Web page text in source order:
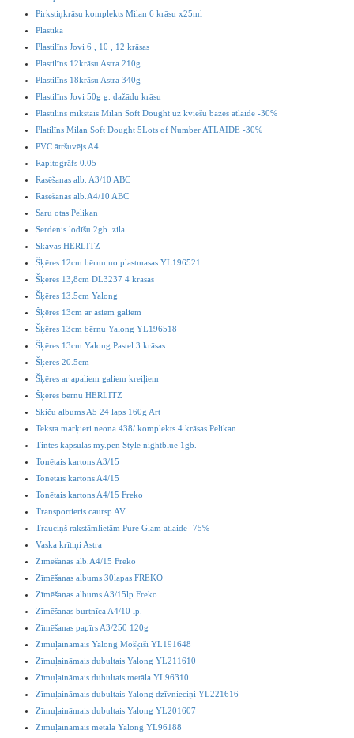
Pirkstiņkrāsu komplekts Milan 6 krāsu x25ml
Plastika
Plastilīns Jovi 6 , 10 , 12 krāsas
Plastilīns 12krāsu Astra 210g
Plastilīns 18krāsu Astra 340g
Plastilīns Jovi 50g g. dažādu krāsu
Plastilīns mīkstais Milan Soft Dought uz kviešu bāzes atlaide -30%
Platilīns Milan Soft Dought 5Lots of Number ATLAIDE -30%
PVC ātršuvējs A4
Rapitogrāfs 0.05
Rasēšanas alb. A3/10 ABC
Rasēšanas alb.A4/10 ABC
Saru otas Pelikan
Serdenis lodīšu 2gb. zila
Skavas HERLITZ
Šķēres 12cm bērnu no plastmasas YL196521
Šķēres 13,8cm DL3237 4 krāsas
Šķēres 13.5cm Yalong
Šķēres 13cm ar asiem galiem
Šķēres 13cm bērnu Yalong YL196518
Šķēres 13cm Yalong Pastel 3 krāsas
Šķēres 20.5cm
Šķēres ar apaļiem galiem kreiļiem
Šķēres bērnu HERLITZ
Skiču albums A5 24 laps 160g Art
Teksta marķieri neona 438/ komplekts 4 krāsas Pelikan
Tintes kapsulas my.pen Style nightblue 1gb.
Tonētais kartons A3/15
Tonētais kartons A4/15
Tonētais kartons A4/15 Freko
Transportieris caursp AV
Trauciņš rakstāmlietām Pure Glam atlaide -75%
Vaska krītiņi Astra
Zīmēšanas alb.A4/15 Freko
Zīmēšanas albums 30lapas FREKO
Zīmēšanas albums A3/15lp Freko
Zīmēšanas burtnīca A4/10 lp.
Zīmēšanas papīrs A3/250 120g
Zīmuļaināmais Yalong Mošķīši YL191648
Zīmuļaināmais dubultais Yalong YL211610
Zīmuļaināmais dubultais metāla YL96310
Zīmuļaināmais dubultais Yalong dzīvnieciņi YL221616
Zīmuļaināmais dubultais Yalong YL201607
Zīmuļaināmais metāla Yalong YL96188